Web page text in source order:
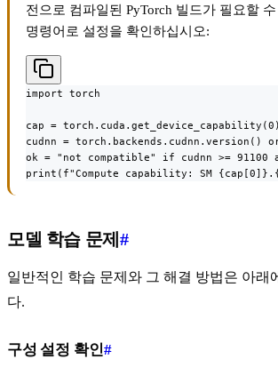
전으로 컴파일된 PyTorch 빌드가 필요할
명령어로 설정을 확인하십시오:
import torch
cap =
cudnn = torch.backends.cudnn.version()
ok = "not compatible" if cudnn >=
print(f"Compute capability: SM
모델 학습 문제 #
일반적인 학습 문제와 그 해결 방법은 아래
다.
구성 설정 확인#